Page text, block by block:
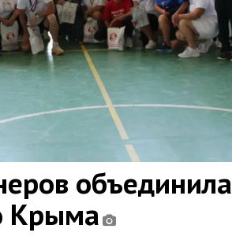
объединила
Крыма